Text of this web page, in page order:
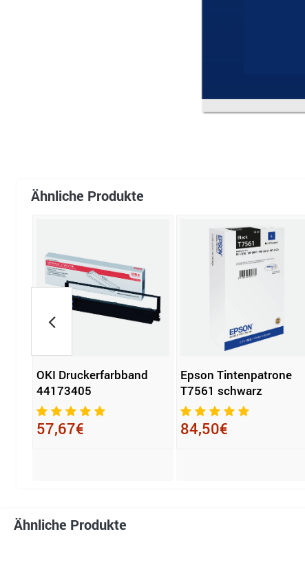
Ähnliche Produkte
OKI Druckerfarbband
44173405
57,67€
Epson Tintenpatrone
T7561 schwarz
84,50€
Ähnliche Produkte